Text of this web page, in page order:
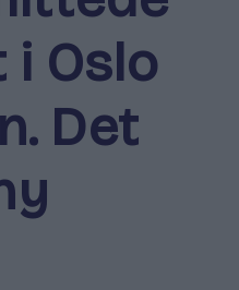
Oslo
Det